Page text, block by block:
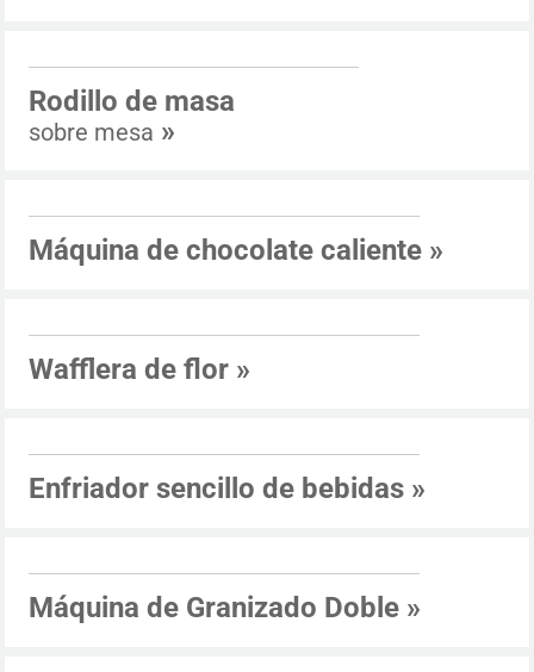
Rodillo de masa
sobre mesa »
Máquina de chocolate caliente »
Wafflera de flor »
Enfriador sencillo de bebidas »
Máquina de Granizado Doble »